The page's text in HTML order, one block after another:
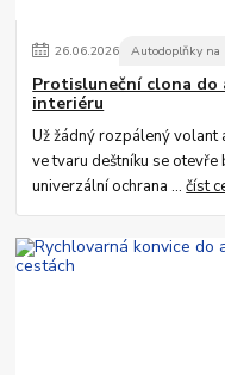
26.06.2026 Autodoplňky na
Protisluneční clona do
interiéru
Už žádný rozpálený volant
ve tvaru deštníku se otevře
univerzální ochrana ...číst